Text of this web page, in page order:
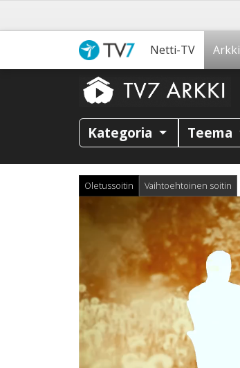
Netti-TV Arkki
Kategoria Teema
Oletussoitin Vaihtoehtoinen soitin